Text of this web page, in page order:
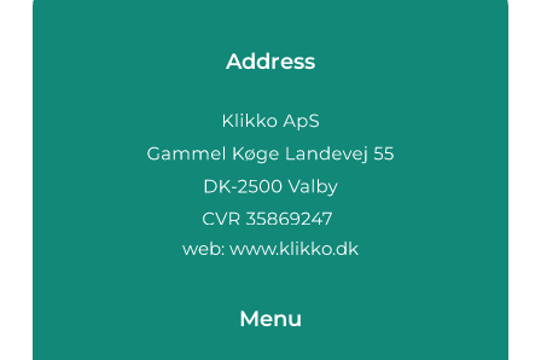
Address
web: www.klikko.dk
Menu